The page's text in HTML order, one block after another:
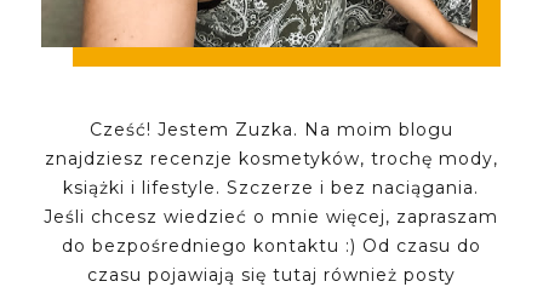
Cześć! Jestem Zuzka. Na moim blogu
znajdziesz recenzje kosmetyków, trochę mody,
książki i lifestyle. Szczerze i bez naciągania.
Jeśli chcesz wiedzieć o mnie więcej, zapraszam
do bezpośredniego kontaktu :) Od czasu do
czasu pojawiają się tutaj również posty